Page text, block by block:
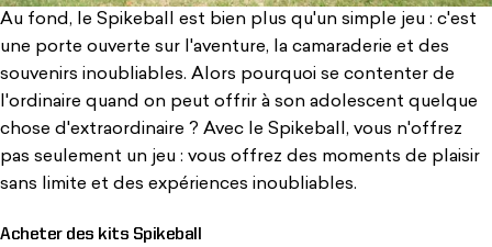
Au fond, le Spikeball est bien plus qu'un simple jeu : c'est
une porte ouverte sur l'aventure, la camaraderie et des
souvenirs inoubliables. Alors pourquoi se contenter de
l'ordinaire quand on peut offrir à son adolescent quelque
chose d'extraordinaire ? Avec le Spikeball, vous n'offrez
pas seulement un jeu : vous offrez des moments de plaisir
sans limite et des expériences inoubliables.
Acheter des kits Spikeball